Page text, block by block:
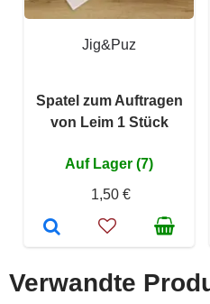
Jig&Puz
Spatel zum Auftragen
von Leim 1 Stück
Auf Lager (7)
1,50 €
Verwandte